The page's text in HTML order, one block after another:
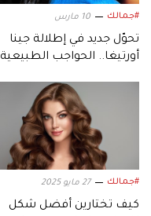
#جمالك 10 مارس
تحوّل جديد في إطلالة جينا
أورتيغا.. الحواجب الطبيعية
#جمالك 27 مايو 2025
كيف تختارين أفضل شكل